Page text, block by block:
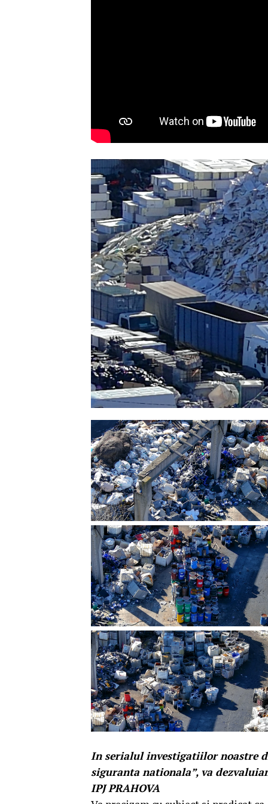
In serialul investigatiilor noastre
siguranta nationala”, va
IPJ PRAHOVA